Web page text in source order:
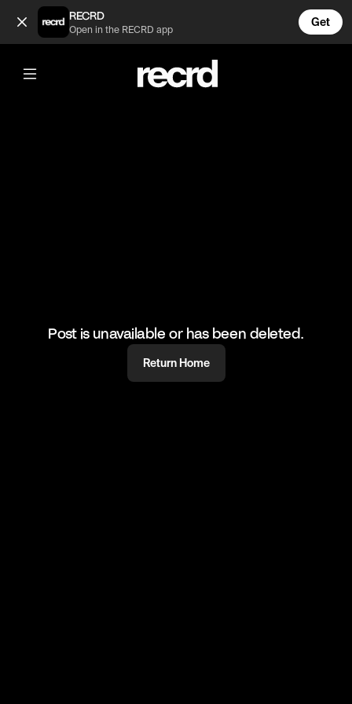
jégeső után szivárvány (rainbow after hail) Budapest (@Evica)
RECRD
Open in the RECRD app
Get
@Evica
jégeső után szivárvány (rainbow after
Post is unavailable or has been deleted.
Return Home